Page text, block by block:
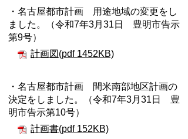
・名古屋都市計画 用途地域の変更をし
ました。（令和7年3月31日 豊明市告示
第9号）
計画図(pdf 1452KB)
・名古屋都市計画 間米南部地区計画の
決定をしました。（令和7年3月31日 豊
明市告示第10号）
計画書(pdf 152KB)